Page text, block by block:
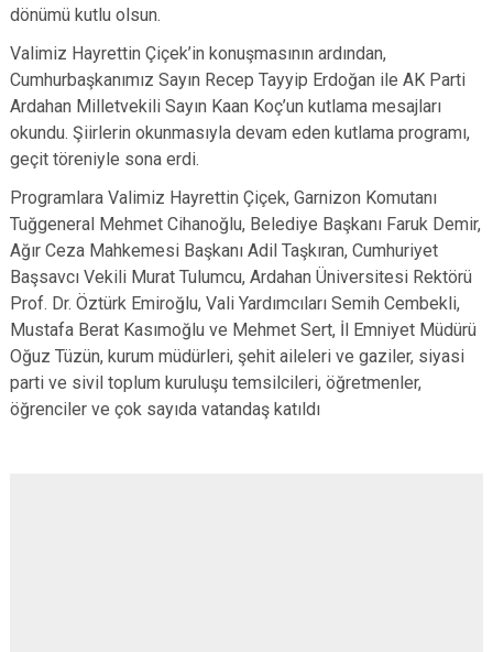
dönümü kutlu olsun.
Valimiz Hayrettin Çiçek’in konuşmasının ardından,
Cumhurbaşkanımız Sayın Recep Tayyip Erdoğan ile AK Parti
Ardahan Milletvekili Sayın Kaan Koç’un kutlama mesajları
okundu. Şiirlerin okunmasıyla devam eden kutlama programı,
geçit töreniyle sona erdi.
Programlara Valimiz Hayrettin Çiçek, Garnizon Komutanı
Tuğgeneral Mehmet Cihanoğlu, Belediye Başkanı Faruk Demir,
Ağır Ceza Mahkemesi Başkanı Adil Taşkıran, Cumhuriyet
Başsavcı Vekili Murat Tulumcu, Ardahan Üniversitesi Rektörü
Prof. Dr. Öztürk Emiroğlu, Vali Yardımcıları Semih Cembekli,
Mustafa Berat Kasımoğlu ve Mehmet Sert, İl Emniyet Müdürü
Oğuz Tüzün, kurum müdürleri, şehit aileleri ve gaziler, siyasi
parti ve sivil toplum kuruluşu temsilcileri, öğretmenler,
öğrenciler ve çok sayıda vatandaş katıldı